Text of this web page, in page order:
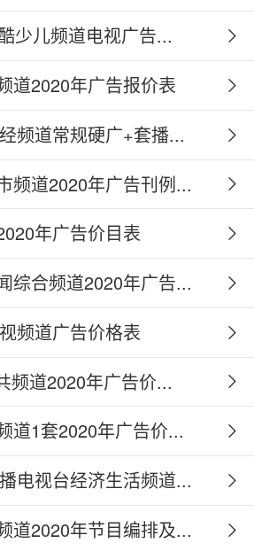
少儿频道电视广告...
道2020年广告报价表
频道常规硬广+套播...
频道2020年广告刊例...
年广告价目表
综合频道2020年广告...
频道广告价格表
频道2020年广告价...
道1套2020年广告价...
电视台经济生活频道...
道2020年节目编排及...